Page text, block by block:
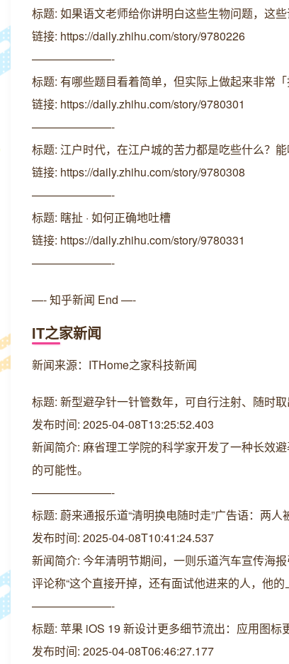
标题: 如果语文老师给你讲明白这些生物问题，这些
链接: https://daily.zhihu.com/story/9780226
———————-
标题: 有哪些题目看着简单，但实际上做起来非常「
链接: https://daily.zhihu.com/story/9780301
———————-
标题: 江户时代，在江户城的苦力都是吃些什么？
链接: https://daily.zhihu.com/story/9780308
———————-
标题: 瞎扯 · 如何正确地吐槽
链接: https://daily.zhihu.com/story/9780331
———————-
—- 知乎新闻 End —-
IT之家新闻
新闻来源：ITHome之家科技新闻
标题: 新型避孕针一针管数年，可自行注射、随时
发布时间: 2025-04-08T13:25:52.403
新闻简介: 麻省理工学院的科学家开发了一种长效
的可能性。
———————-
标题: 蔚来通报乐道“清明换电随时走”广告语：两
发布时间: 2025-04-08T10:41:24.537
新闻简介: 今年清明节期间，一则乐道汽车宣传海
评论称“这个直接开掉，还有面试他进来的人，他的
———————-
标题: 苹果 iOS 19 新设计更多细节流出：应用图标
发布时间: 2025-04-08T06:46:27.177